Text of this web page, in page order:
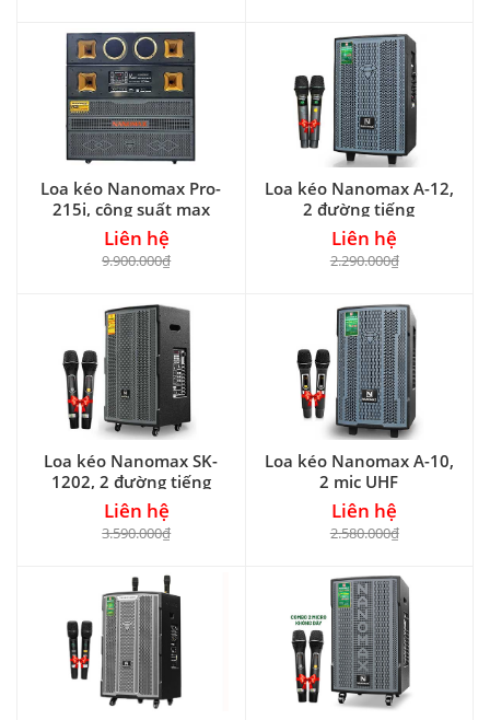
Loa kéo Nanomax Pro-
215i, công suất max
2200W
Liên hệ
9.900.000₫
Loa kéo Nanomax A-12,
2 đường tiếng
Liên hệ
2.290.000₫
Loa kéo Nanomax SK-
1202, 2 đường tiếng
Liên hệ
3.590.000₫
Loa kéo Nanomax A-10,
2 mic UHF
Liên hệ
2.580.000₫